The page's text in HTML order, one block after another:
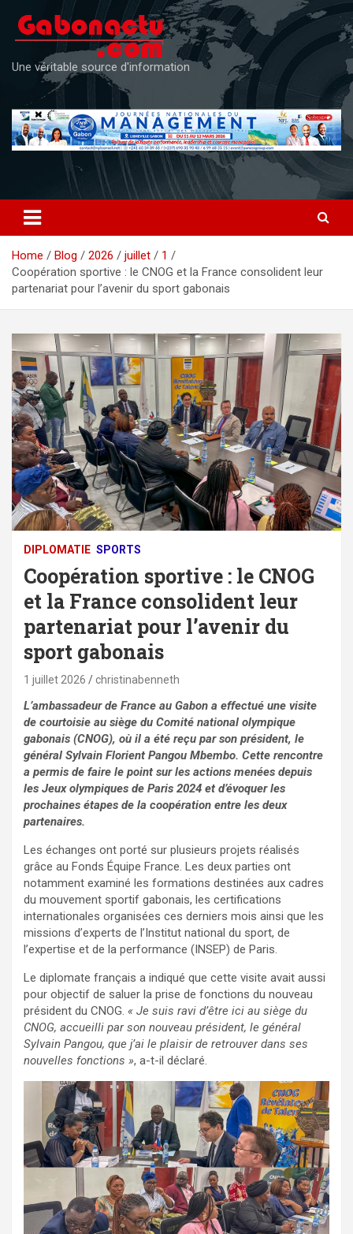
content
Une véritable source d'information
Home Blog 2026 juillet
1
Coopération sportive : le CNOG et la France consolident leur
partenariat pour l’avenir du sport gabonais
DIPLOMATIE SPORTS
Coopération sportive : le CNOG
et la France consolident leur
partenariat pour l’avenir du
sport gabonais
1 juillet 2026 christinabenneth
L’ambassadeur de France au Gabon a effectué une visite
de courtoisie au siège du Comité national olympique
gabonais (CNOG), où il a été reçu par son président, le
général Sylvain Florient Pangou Mbembo. Cette rencontre
a permis de faire le point sur les actions menées depuis
les Jeux olympiques de Paris 2024 et d’évoquer les
prochaines étapes de la coopération entre les deux
partenaires.
Les échanges ont porté sur plusieurs projets réalisés
grâce au Fonds Équipe France. Les deux parties ont
notamment examiné les formations destinées aux cadres
du mouvement sportif gabonais, les certifications
internationales organisées ces derniers mois ainsi que les
missions d’experts de l’Institut national du sport, de
l’expertise et de la performance (INSEP) de Paris.
Le diplomate français a indiqué que cette visite avait aussi
pour objectif de saluer la prise de fonctions du nouveau
président du CNOG. « Je suis ravi d’être ici au siège du
CNOG, accueilli par son nouveau président, le général
Sylvain Pangou, que j’ai le plaisir de retrouver dans ses
nouvelles fonctions », a-t-il déclaré.